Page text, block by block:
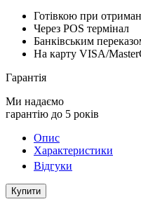
Готівкою при
Через POS термінал
Банківським
На карту VISA/
Гарантія
Ми надаємо
гарантію до 5 років
Опис
Характеристики
Відгуки
Купити